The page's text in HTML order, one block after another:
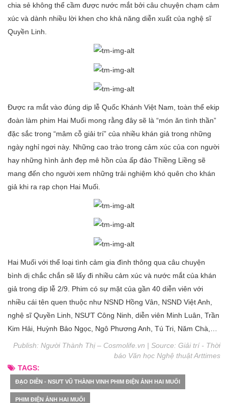
chia sẻ không thể cầm được nước mắt bởi câu chuyện chạm cảm
xúc và dành nhiều lời khen cho khả năng diễn xuất của nghệ sĩ
Quyền Linh.
Được ra mắt vào đúng dịp lễ Quốc Khánh Việt Nam, toàn thể ekip
đoàn làm phim Hai Muối mong rằng đây sẽ là “món ăn tình thần”
đặc sắc trong “mâm cỗ giải trí” của nhiều khán giả trong những
ngày nghỉ ngơi này. Những cao trào trong cảm xúc của con người
hay những hình ảnh đẹp mê hồn của ấp đảo Thiềng Liềng sẽ
mang đến cho người xem những trải nghiệm khó quên cho khán
giả khi ra rạp chọn Hai Muối.
Hai Muối với thể loại tình cảm gia đình thông qua câu chuyện
bình dị chắc chắn sẽ lấy đi nhiều cảm xúc và nước mắt của khán
giả trong dịp lễ 2/9. Phim có sự mặt của gần 40 diễn viên với
nhiều cái tên quen thuộc như NSND Hồng Vân, NSND Việt Anh,
nghệ sĩ Quyền Linh, NSƯT Công Ninh, diễn viên Minh Luân, Trần
Kim Hải, Huỳnh Bảo Ngọc, Ngô Phương Anh, Tú Tri, Năm Chà,…
Publish: Người Thành Thị – Cosmolife.vn | Source: Giải trí - Thời
báo Văn học Nghệ thuật Arttimes
TAGS:
ĐẠO DIỄN - NSƯT VŨ THÀNH VINH PHIM ĐIỆN ẢNH HAI MUỐI
PHIM ĐIỆN ẢNH HAI MUỐI